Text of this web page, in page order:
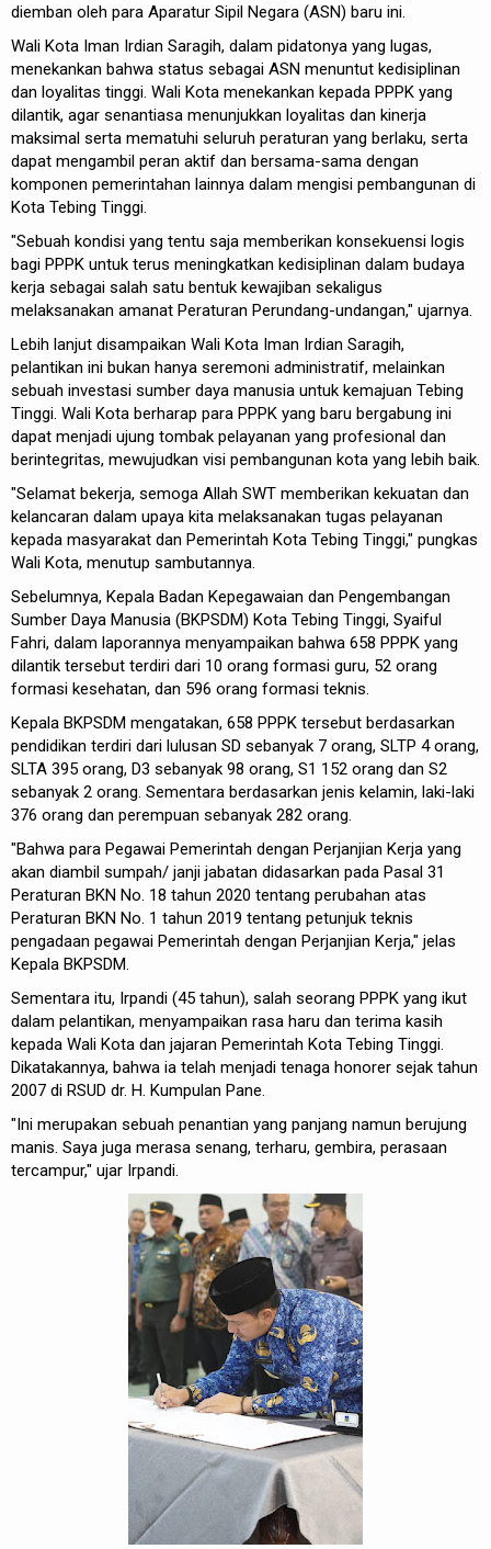
diemban oleh para Aparatur Sipil Negara (ASN) baru ini.
Wali Kota Iman Irdian Saragih, dalam pidatonya yang lugas,
menekankan bahwa status sebagai ASN menuntut kedisiplinan
dan loyalitas tinggi. Wali Kota menekankan kepada PPPK yang
dilantik, agar senantiasa menunjukkan loyalitas dan kinerja
maksimal serta mematuhi seluruh peraturan yang berlaku, serta
dapat mengambil peran aktif dan bersama-sama dengan
komponen pemerintahan lainnya dalam mengisi pembangunan di
Kota Tebing Tinggi.
"Sebuah kondisi yang tentu saja memberikan konsekuensi logis
bagi PPPK untuk terus meningkatkan kedisiplinan dalam budaya
kerja sebagai salah satu bentuk kewajiban sekaligus
melaksanakan amanat Peraturan Perundang-undangan," ujarnya.
Lebih lanjut disampaikan Wali Kota Iman Irdian Saragih,
pelantikan ini bukan hanya seremoni administratif, melainkan
sebuah investasi sumber daya manusia untuk kemajuan Tebing
Tinggi. Wali Kota berharap para PPPK yang baru bergabung ini
dapat menjadi ujung tombak pelayanan yang profesional dan
berintegritas, mewujudkan visi pembangunan kota yang lebih baik.
"Selamat bekerja, semoga Allah SWT memberikan kekuatan dan
kelancaran dalam upaya kita melaksanakan tugas pelayanan
kepada masyarakat dan Pemerintah Kota Tebing Tinggi," pungkas
Wali Kota, menutup sambutannya.
Sebelumnya, Kepala Badan Kepegawaian dan Pengembangan
Sumber Daya Manusia (BKPSDM) Kota Tebing Tinggi, Syaiful
Fahri, dalam laporannya menyampaikan bahwa 658 PPPK yang
dilantik tersebut terdiri dari 10 orang formasi guru, 52 orang
formasi kesehatan, dan 596 orang formasi teknis.
Kepala BKPSDM mengatakan, 658 PPPK tersebut berdasarkan
pendidikan terdiri dari lulusan SD sebanyak 7 orang, SLTP 4 orang,
SLTA 395 orang, D3 sebanyak 98 orang, S1 152 orang dan S2
sebanyak 2 orang. Sementara berdasarkan jenis kelamin, laki-laki
376 orang dan perempuan sebanyak 282 orang.
"Bahwa para Pegawai Pemerintah dengan Perjanjian Kerja yang
akan diambil sumpah/ janji jabatan didasarkan pada Pasal 31
Peraturan BKN No. 18 tahun 2020 tentang perubahan atas
Peraturan BKN No. 1 tahun 2019 tentang petunjuk teknis
pengadaan pegawai Pemerintah dengan Perjanjian Kerja," jelas
Kepala BKPSDM.
Sementara itu, Irpandi (45 tahun), salah seorang PPPK yang ikut
dalam pelantikan, menyampaikan rasa haru dan terima kasih
kepada Wali Kota dan jajaran Pemerintah Kota Tebing Tinggi.
Dikatakannya, bahwa ia telah menjadi tenaga honorer sejak tahun
2007 di RSUD dr. H. Kumpulan Pane.
"Ini merupakan sebuah penantian yang panjang namun berujung
manis. Saya juga merasa senang, terharu, gembira, perasaan
tercampur," ujar Irpandi.